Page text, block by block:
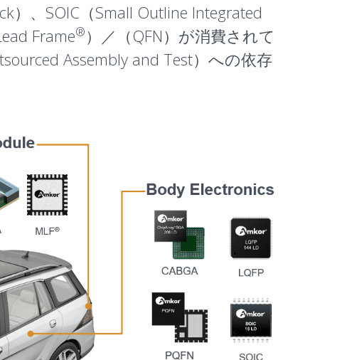
）、 SOIC （Small Outline Integrated
Frame®）／（QFN）が消費されて
Assembly and Test）への依存